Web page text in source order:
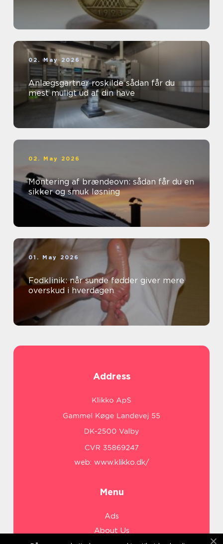
02. May 2026
Anlægsgartner roskilde sådan får du
mest muligt ud af din have
02. May 2026
Montering af brændeovn: sådan får du en
sikker og smuk løsning
01. May 2026
Fodklinik: når sunde fødder giver mere
overskud i hverdagen
Address
web: www.klikko.dk/
Menu
Ads
About Us